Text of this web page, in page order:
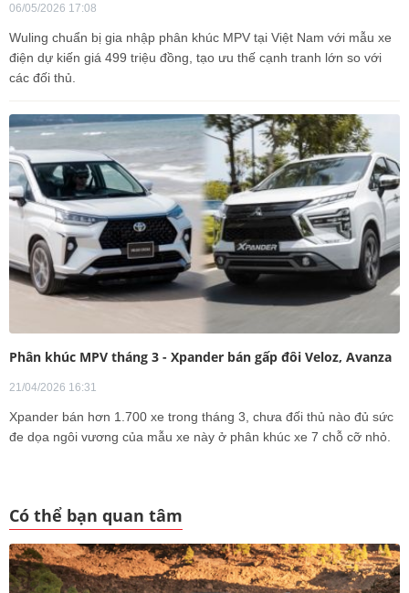
06/05/2026 17:08
Wuling chuẩn bị gia nhập phân khúc MPV tại Việt Nam với mẫu xe
điện dự kiến giá 499 triệu đồng, tạo ưu thế cạnh tranh lớn so với
các đối thủ.
Phân khúc MPV tháng 3 - Xpander bán gấp đôi Veloz, Avanza
21/04/2026 16:31
Xpander bán hơn 1.700 xe trong tháng 3, chưa đối thủ nào đủ sức
đe dọa ngôi vương của mẫu xe này ở phân khúc xe 7 chỗ cỡ nhỏ.
Có thể bạn quan tâm